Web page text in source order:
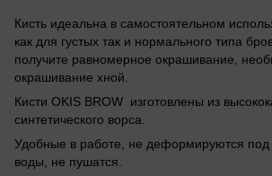
Кисть идеальна в самостоятельном
как для густых так и нормального типа
получите равномерное окрашивание,
окрашивание хной.
Кисти OKIS BROW изготовлены из
синтетического ворса.
Удобные в работе, не деформируются под
воды, не пушатся.